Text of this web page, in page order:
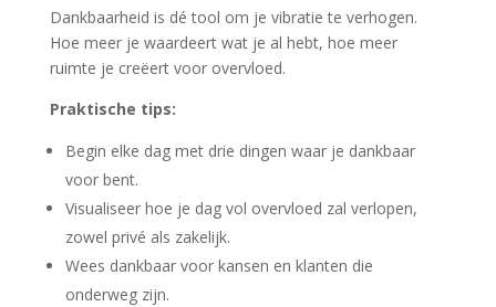
Dankbaarheid is dé tool om je vibratie te verhogen.
Hoe meer je waardeert wat je al hebt, hoe meer
ruimte je creëert voor overvloed.
Praktische tips:
Begin elke dag met drie dingen waar je dankbaar
voor bent.
Visualiseer hoe je dag vol overvloed zal verlopen,
zowel privé als zakelijk.
Wees dankbaar voor kansen en klanten die
onderweg zijn.